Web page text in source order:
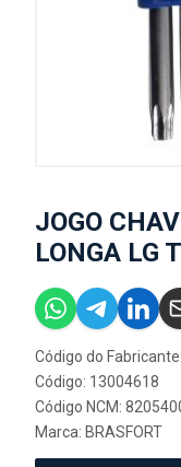
JOGO
LONGA LG
Código do
Código: 13004618
Código NCM:
Marca: BRASFORT